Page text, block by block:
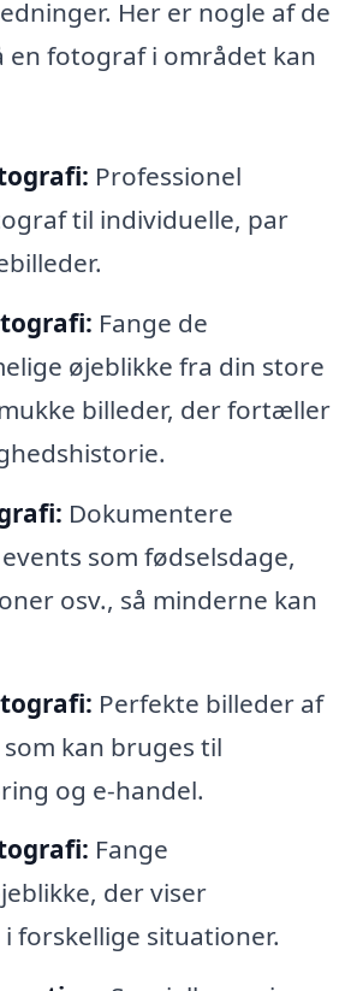
Her er nogle af de
en fotograf i området kan
Professionel
til individuelle, par
Fange de
øjeblikke fra din store
billeder, der fortæller
Dokumentere
som fødselsdage,
osv., så minderne kan
Perfekte billeder af
kan bruges til
og e-handel.
Fange
der viser
forskellige situationer.